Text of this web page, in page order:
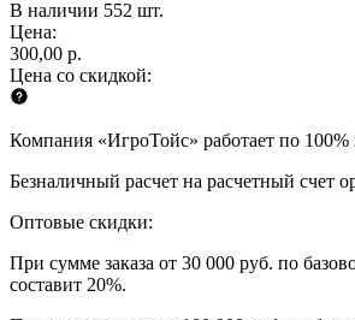
В наличии 552 шт.
Цена:
300,00 р.
Цена со скидкой:
Компания «ИгроТойс» работает по 100%
Безналичный расчет на расчетный счет
Оптовые скидки:
При сумме заказа от 30 000 руб. по
составит 20%.